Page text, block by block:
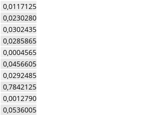
0,0117125
0,0230280
0,0302435
0,0285865
0,0004565
0,0456605
0,0292485
0,7842125
0,0012790
0,0536005